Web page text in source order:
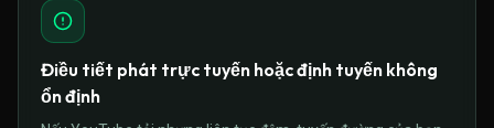
Điều tiết phát trực tuyến hoặc định tuyến không
ổn định